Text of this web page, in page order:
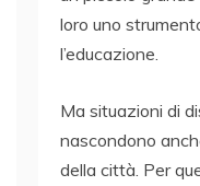
loro uno
l’educazione.
Ma situazioni di
nascondono
della città. Per